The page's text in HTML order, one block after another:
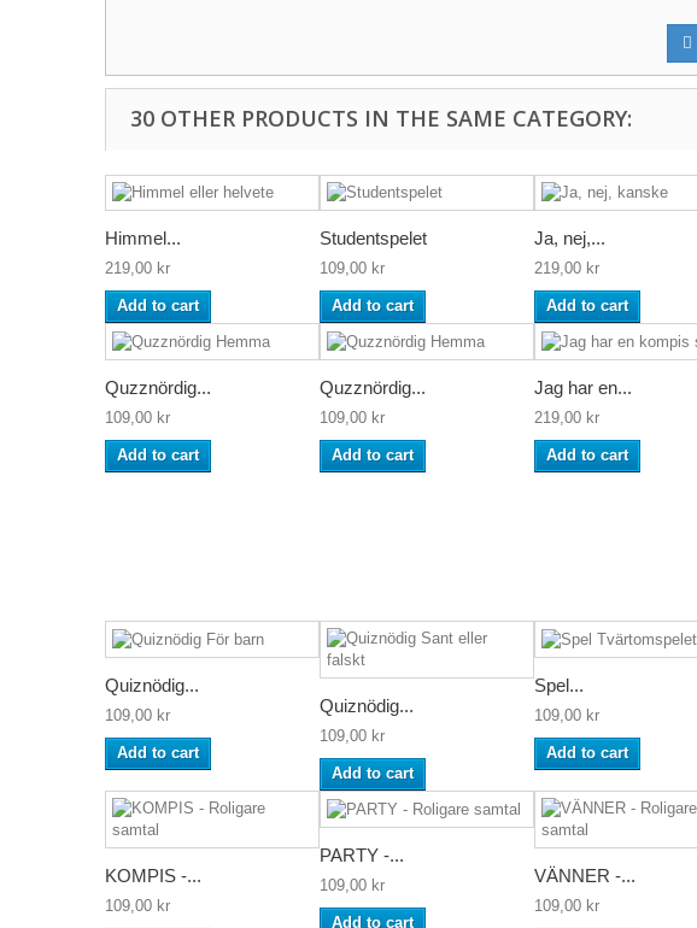
30 OTHER PRODUCTS IN THE SAME CATEGORY:
Himmel...
219,00 kr
Add to cart
Studentspelet
109,00 kr
Add to cart
Ja, nej,...
219,00 kr
Add to cart
Quzznördig...
109,00 kr
Add to cart
Quzznördig...
109,00 kr
Add to cart
Jag har en...
219,00 kr
Add to cart
Quiznödig...
109,00 kr
Add to cart
Quiznödig...
109,00 kr
Add to cart
Spel...
109,00 kr
Add to cart
KOMPIS -...
109,00 kr
PARTY -...
109,00 kr
Add to cart
VÄNNER -...
109,00 kr